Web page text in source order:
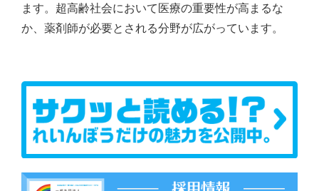
ます。超高齢社会において医療の重要性が高まるな
か、薬剤師が必要とされる分野が広がっています。